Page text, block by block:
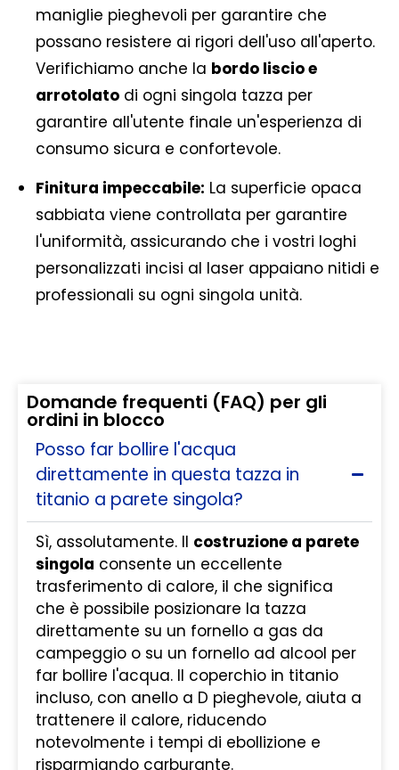
maniglie pieghevoli per garantire che
possano resistere ai rigori dell'uso all'aperto.
Verifichiamo anche la bordo liscio e
arrotolato di ogni singola tazza per
garantire all'utente finale un'esperienza di
consumo sicura e confortevole.
Finitura impeccabile: La superficie opaca
sabbiata viene controllata per garantire
l'uniformità, assicurando che i vostri loghi
personalizzati incisi al laser appaiano nitidi e
professionali su ogni singola unità.
Domande frequenti (FAQ) per gli
ordini in blocco
Posso far bollire l'acqua
direttamente in questa tazza in
titanio a parete singola?
Sì, assolutamente. Il costruzione a parete
singola consente un eccellente
trasferimento di calore, il che significa
che è possibile posizionare la tazza
direttamente su un fornello a gas da
campeggio o su un fornello ad alcool per
far bollire l'acqua. Il coperchio in titanio
incluso, con anello a D pieghevole, aiuta a
trattenere il calore, riducendo
notevolmente i tempi di ebollizione e
risparmiando carburante.